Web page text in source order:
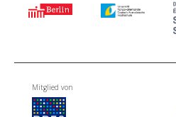
Mitglied von